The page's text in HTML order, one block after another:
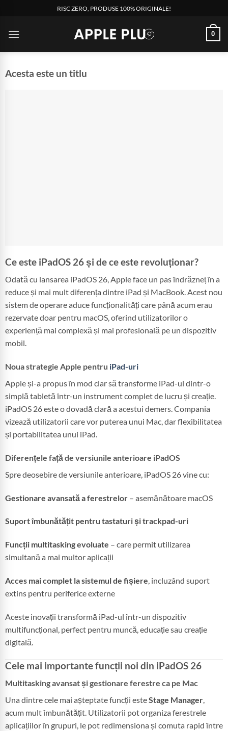
RISC ZERO, PRODUSE 100% ORIGINALE!
0
Acesta este un titlu
Ce este iPadOS 26 și de ce este revoluționar?
Odată cu lansarea iPadOS 26, Apple face un pas îndrăzneț în a
reduce și mai mult diferența dintre iPad și MacBook. Acest nou
sistem de operare aduce funcționalități care până acum erau
rezervate doar pentru macOS, oferind utilizatorilor o
experiență mai complexă și mai profesională pe un dispozitiv
mobil.
Noua strategie Apple pentru iPad-uri
Apple și-a propus în mod clar să transforme iPad-ul dintr-o
simplă tabletă într-un instrument complet de lucru și creație.
iPadOS 26 este o dovadă clară a acestui demers. Compania
vizează utilizatorii care vor puterea unui Mac, dar flexibilitatea
și portabilitatea unui iPad.
Diferențele față de versiunile anterioare iPadOS
Spre deosebire de versiunile anterioare, iPadOS 26 vine cu:
Gestionare avansată a ferestrelor – asemănătoare macOS
Suport îmbunătățit pentru tastaturi și trackpad-uri
Funcții multitasking evoluate – care permit utilizarea
simultană a mai multor aplicații
Acces mai complet la sistemul de fișiere, incluzând suport
extins pentru periferice externe
Aceste inovații transformă iPad-ul într-un dispozitiv
multifuncțional, perfect pentru muncă, educație sau creație
digitală.
Cele mai importante funcții noi din iPadOS 26
Multitasking avansat și gestionare ferestre ca pe Mac
Una dintre cele mai așteptate funcții esteStage Manager,
acum mult îmbunătățit. Utilizatorii pot organiza ferestrele
aplicațiilor în grupuri, le pot redimensiona și comuta rapid între